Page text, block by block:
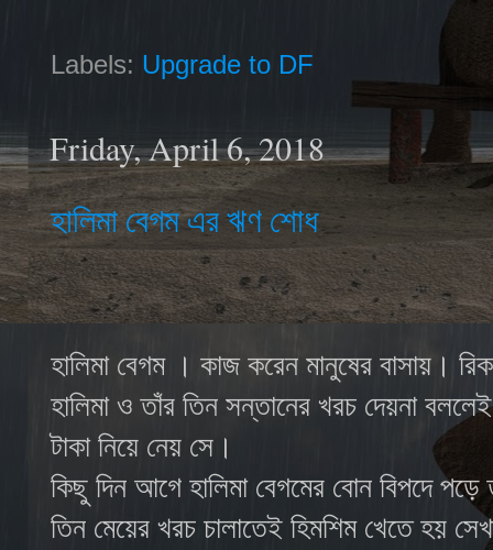
Labels: Upgrade to DF
Friday, April 6, 2018
হালিমা বেগম এর ঋণ শোধ
হালিমা বেগম । কাজ করেন মানুষের বাসায়।
হালিমা ও তাঁর তিন সন্তানের খরচ দেয়না
টাকা নিয়ে নেয় সে।
কিছু দিন আগে হালিমা বেগমের বোন বিপদে পড়ে
তিন মেয়ের খরচ চালাতেই হিমশিম খেতে হয়